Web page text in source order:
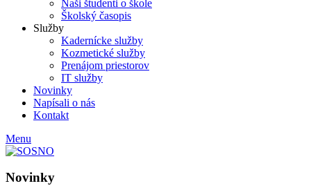
Naši študenti o škole
Školský časopis
Služby
Kadernícke služby
Kozmetické služby
Prenájom priestorov
IT služby
Novinky
Napísali o nás
Kontakt
Menu
Novinky